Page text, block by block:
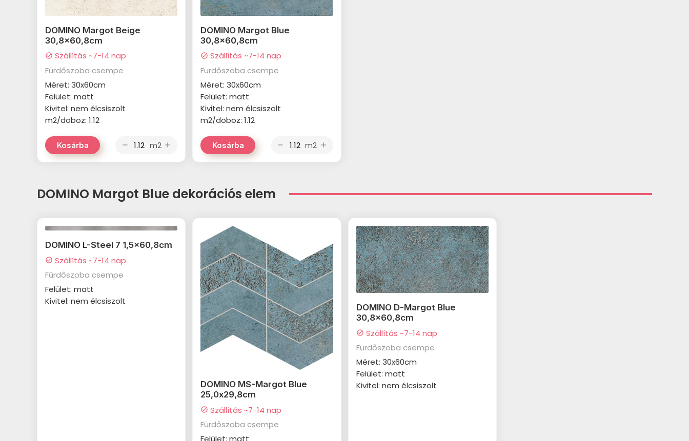
DOMINO Margot Beige
30,8x60,8cm
check_circle Szállítás ~7-14 nap
Fürdőszoba csempe
Méret: 30x60cm
Felület: matt
Kivitel: nem élcsiszolt
m2/doboz: 1.12
Kosárba remove m2 add
DOMINO Margot Blue
30,8x60,8cm
check_circle Szállítás ~7-14 nap
Fürdőszoba csempe
Méret: 30x60cm
Felület: matt
Kivitel: nem élcsiszolt
m2/doboz: 1.12
Kosárba remove m2 add
DOMINO Margot Blue dekorációs elem
DOMINO L-Steel 7 1,5x60,8cm
check_circle Szállítás ~7-14 nap
Fürdőszoba csempe
Felület: matt
Kivitel: nem élcsiszolt
DOMINO MS-Margot Blue
25,0x29,8cm
check_circle Szállítás ~7-14 nap
Fürdőszoba csempe
Felület: matt
DOMINO D-Margot Blue
30,8x60,8cm
check_circle Szállítás ~7-14 nap
Fürdőszoba csempe
Méret: 30x60cm
Felület: matt
Kivitel: nem élcsiszolt